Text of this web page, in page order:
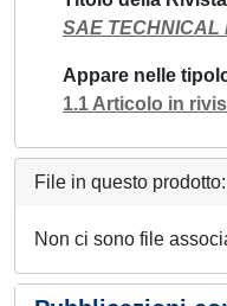
SAE TECHNICAL
Appare nelle
1.1 Articolo in
File in questo prodotto:
Non ci sono file